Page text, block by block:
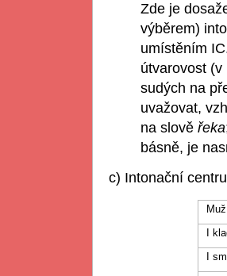
Zde je
výběrem)
umístěním
útvarovost
sudých na
uvažovat,
na slově řeka
básně, je
c) Intonační
I
I